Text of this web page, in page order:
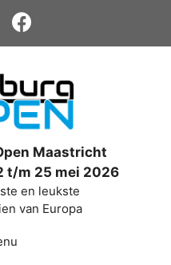
Maastricht
t/m 25 mei 2026
en leukste
van Europa